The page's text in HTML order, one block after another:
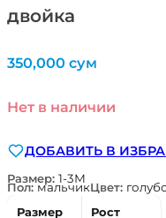
двойка
350,000 сум
Нет в наличии
ДОБАВИТЬ В
Размер: 1-3М
Пол:мальчикЦвет:
Размер
Рост